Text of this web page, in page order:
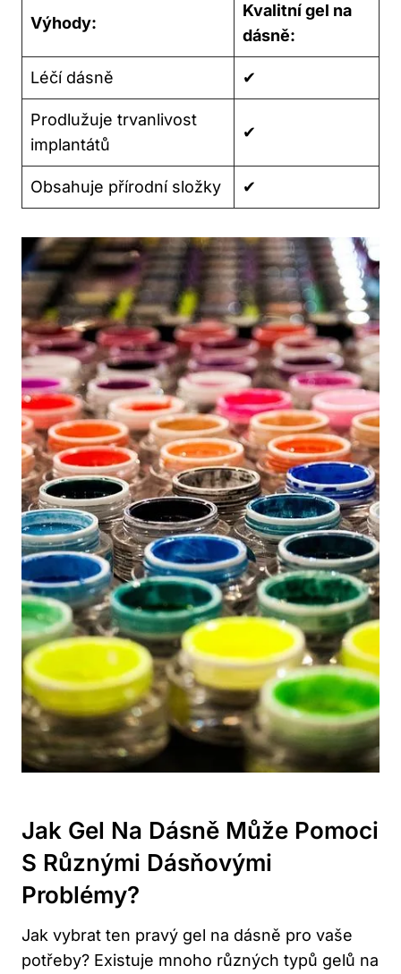
Výhody:
Kvalitní gel na
dásně:
Léčí dásně ✔
Prodlužuje trvanlivost
implantátů
✔
Obsahuje přírodní složky ✔
Jak Gel Na Dásně Může Pomoci
S Různými Dásňovými
Problémy?
Jak vybrat ten pravý gel na dásně pro vaše
potřeby? Existuje mnoho různých typů gelů na